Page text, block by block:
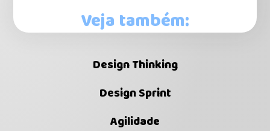
Veja também:
Design Thinking
Design Sprint
Agilidade